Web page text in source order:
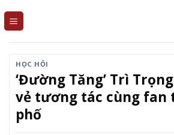
HỌC HỎI
‘Đường Tăng’ Trì
vẻ tương tác cùng fan
phố